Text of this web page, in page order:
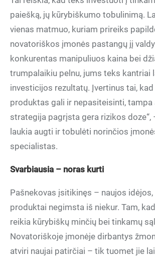
paiešką, jų kūrybiškumo tobulinimą.
vienas matmuo, kuriam prireiks
novatoriškos įmonės pastangų jį
konkurentas manipuliuos kaina bei
trumpalaikiu pelnu, jums teks kantriai
investicijos rezultatų. Įvertinus tai, kad
produktas gali ir nepasiteisinti, tampa
strategija pagrįsta gera rizikos doze“,
laukia augti ir tobulėti norinčios
specialistas.
Svarbiausia – noras kurti
Pašnekovas įsitikinęs – naujos
produktai negimsta iš niekur. Tam,
reikia kūrybiškų minčių bei tinkamų
Novatoriškoje įmonėje dirbantys
atviri naujai patirčiai – tik tuomet jie